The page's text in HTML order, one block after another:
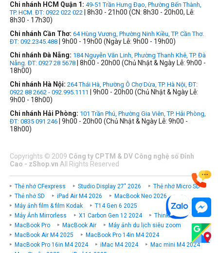
Chi nhánh HCM Quận 1: 49-51 Trần Hưng Đạo, Phường Bến Thành,
TP. HCM. ĐT: 0922 022 022 | 8h30 - 21h00 (CN: 8h30 - 20h00, Lễ:
8h30 - 17h30)
Chi nhánh Cần Thơ: 64 Hùng Vương, Phường Ninh Kiều, TP. Cần Thơ.
ĐT: 092.2345.488 | 9h00 - 19h00 (Ngày Lễ: 9h00 - 19h00)
Chi nhánh Đà Nẵng: 184 Nguyễn Văn Linh, Phường Thanh Khê, TP. Đà
Nẵng. ĐT: 0927 28 5678 | 8h00 - 20h00 (Chủ Nhật & Ngày Lễ: 9h00 -
18h00)
Chi nhánh Hà Nội: 264 Thái Hà, Phường Ô Chợ Dừa, TP. Hà Nội, ĐT:
0922 88 2662 - 092.995.1111
| 9h00 - 20h00 (Chủ Nhật & Ngày Lễ:
9h00 - 18h00)
Chi nhánh Hải Phòng: 101 Trần Phú, Phường Gia Viên, TP. Hải Phòng,
ĐT: 0835 091 246 | 9h00 - 20h00 (Chủ Nhật & Ngày Lễ: 9h00 -
18h00)
Copyrights © 2009 Công ty CPTM & DV Công nghệ số Đỉnh
Cao - zShop.vn All Rights Reserved
Thẻ nhớ CFexpress Studio Display 27" 2026
Thẻ nhớ Micro SD
Thẻ nhớ SD
iPad Air M4 2026
MacBook Neo 2026
Máy ảnh film & film Kodak
T14 Gen 6 2025
Máy Ảnh Mirrorless
X1 Carbon Gen 12 2024
ThinkPad P
MacBook Pro
MacBook Air
Máy ảnh du lịch siêu zoom
MacBook Air M4 2025
MacBook Pro 14in M4 2024
MacBook Pro 16in M4 2024
iMac M4 2024
Mac mini M4 2024